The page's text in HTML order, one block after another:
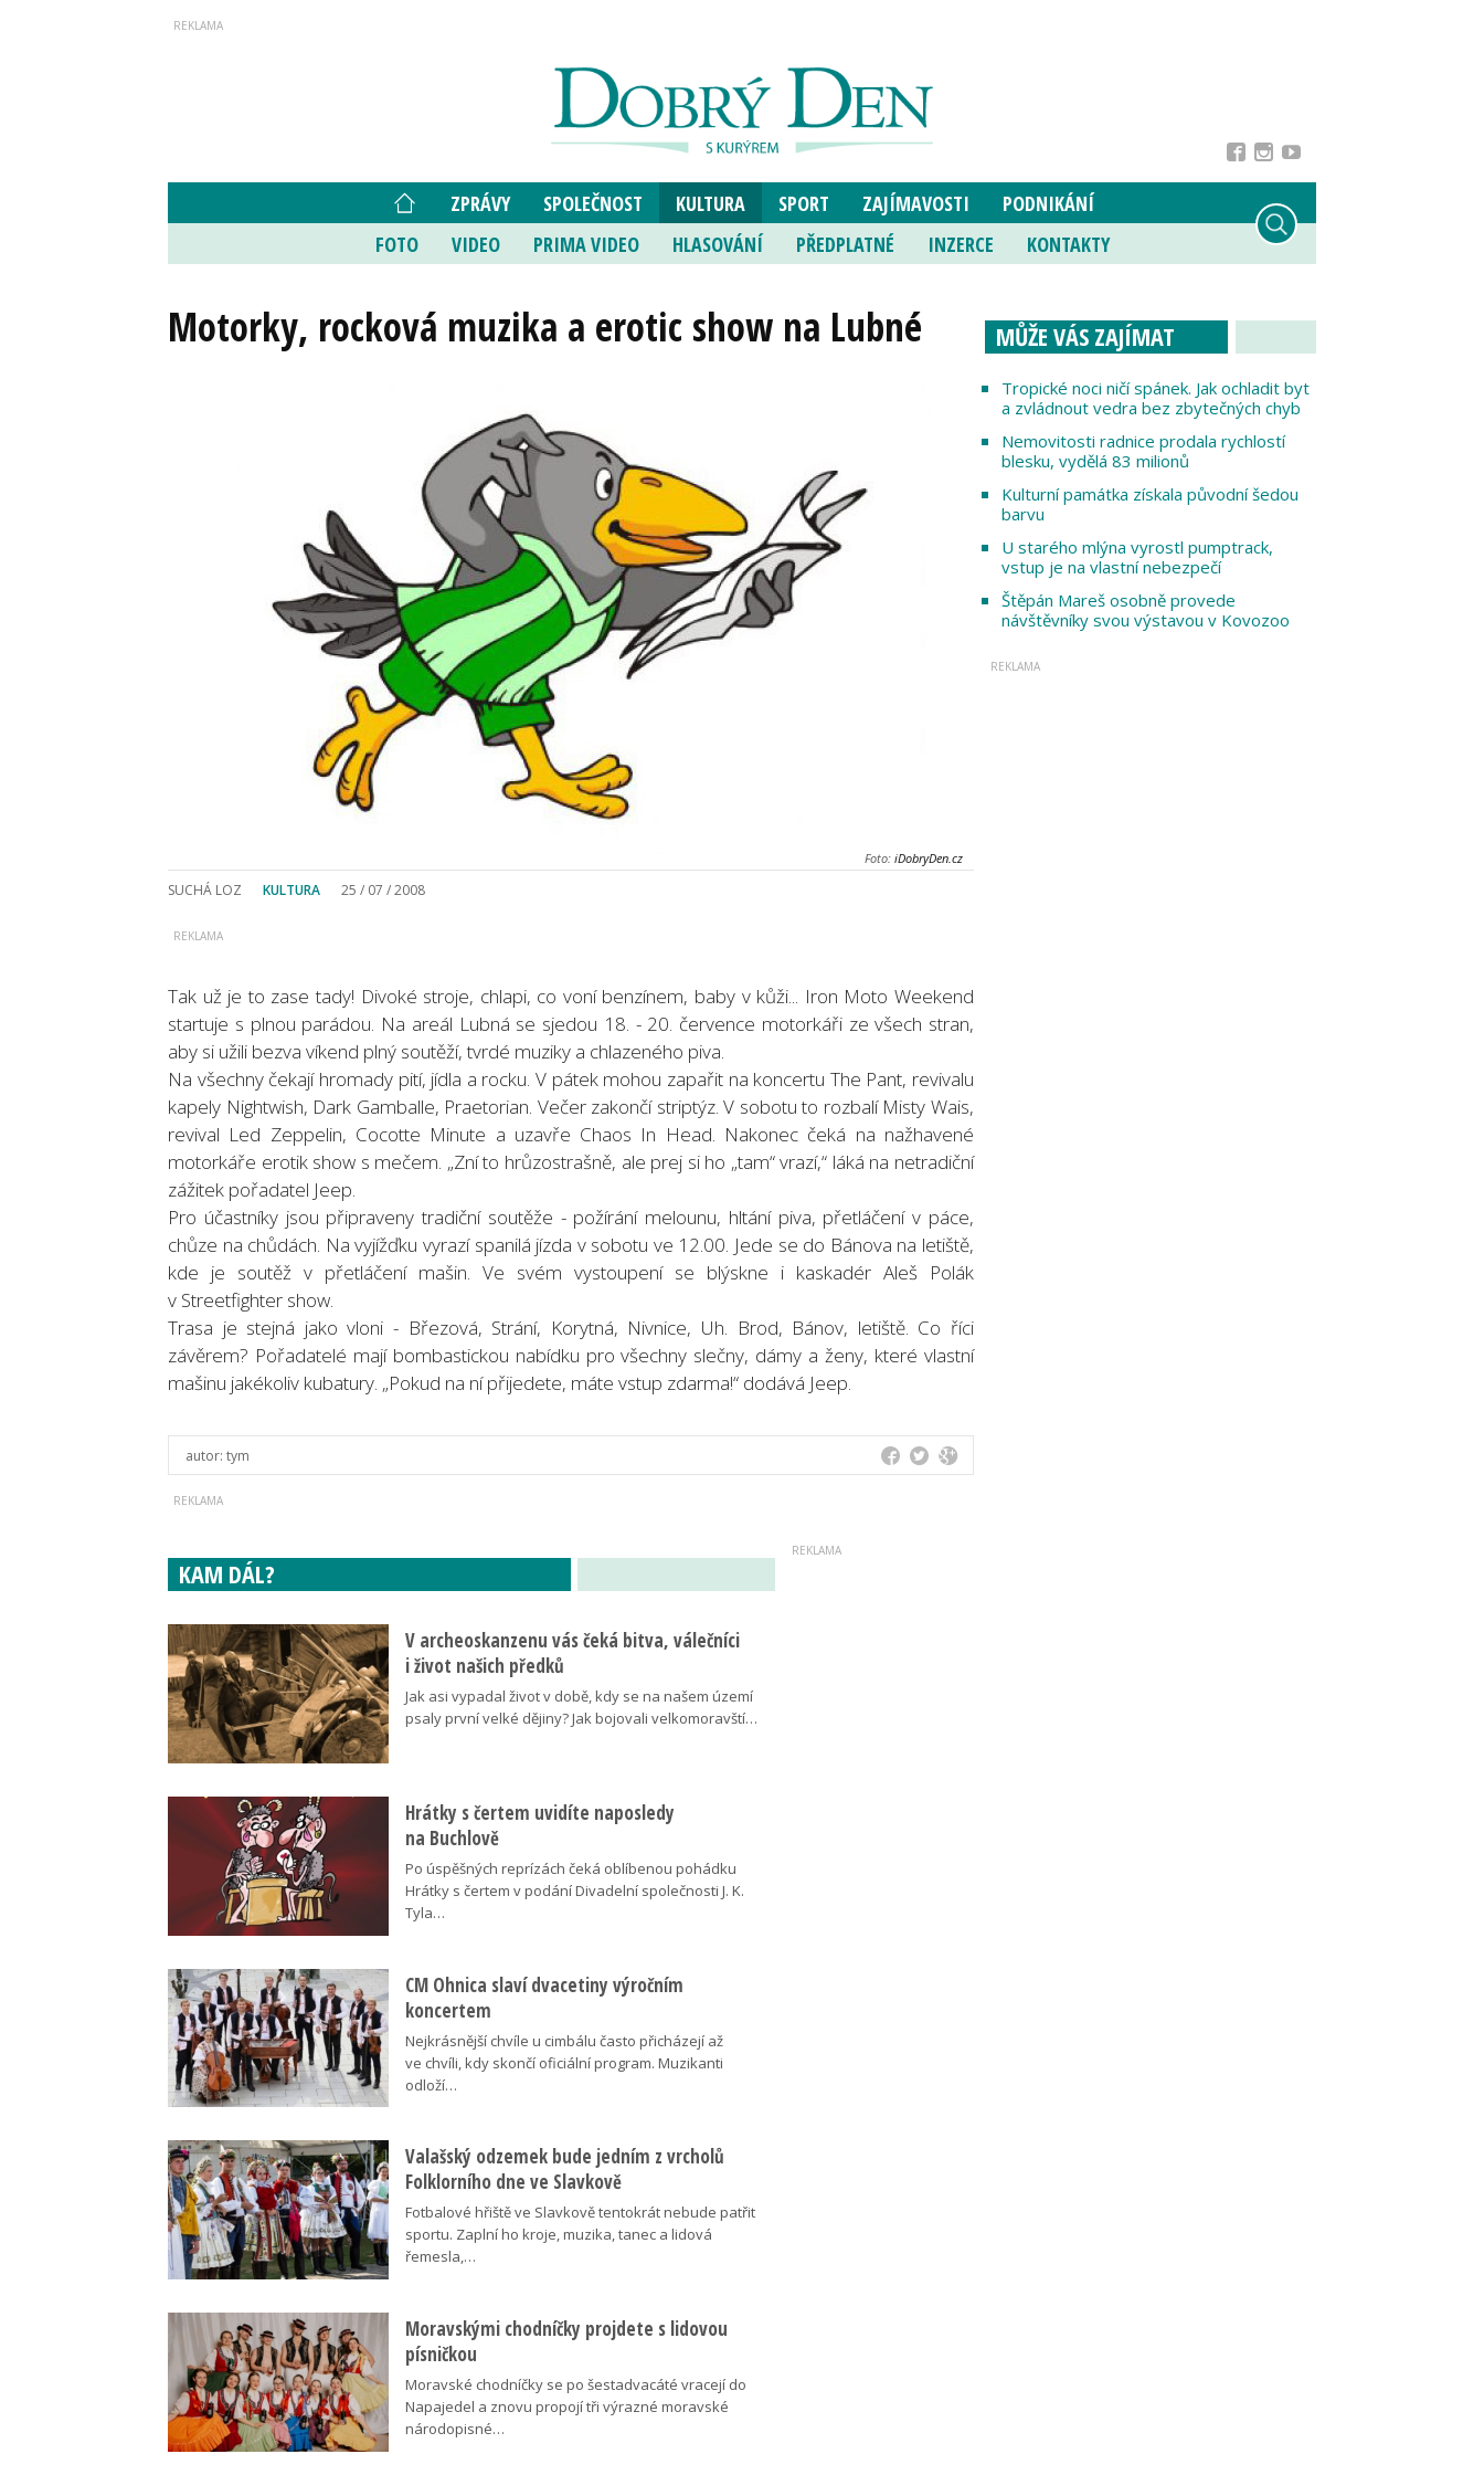
ZPRÁVY SPOLEČNOST KULTURA SPORT ZAJÍMAVOSTI
PODNIKÁNÍ
FOTO
VIDEO PRIMA VIDEO HLASOVÁNÍ PŘEDPLATNÉ INZERCE KONTAKTY
Motorky, rocková muzika a erotic show na Lubné
Foto: iDobryDen.cz
SUCHÁ LOZ KULTURA 25 / 07 / 2008
Tak už je to zase tady! Divoké stroje, chlapi, co voní benzínem, baby v kůži... Iron Moto Weekend
startuje s plnou parádou. Na areál Lubná se sjedou 18. - 20. července motorkáři ze všech stran,
aby si užili bezva víkend plný soutěží, tvrdé muziky a chlazeného piva.
Na všechny čekají hromady pití, jídla a rocku. V pátek mohou zapařit na koncertu The Pant, revivalu
kapely Nightwish, Dark Gamballe, Praetorian. Večer zakončí striptýz. V sobotu to rozbalí Misty Wais,
revival Led Zeppelin, Cocotte Minute a uzavře Chaos In Head. Nakonec čeká na nažhavené
motorkáře erotik show s mečem. „Zní to hrůzostrašně, ale prej si ho „tam“ vrazí,“ láká na netradiční
zážitek pořadatel Jeep.
Pro účastníky jsou připraveny tradiční soutěže - požírání melounu, hltání piva, přetláčení v páce,
chůze na chůdách. Na vyjížďku vyrazí spanilá jízda v sobotu ve 12.00. Jede se do Bánova na letiště,
kde je soutěž v přetláčení mašin. Ve svém vystoupení se blýskne i kaskadér Aleš Polák
v Streetfighter show.
Trasa je stejná jako vloni - Březová, Strání, Korytná, Nivnice, Uh. Brod, Bánov, letiště. Co říci
závěrem? Pořadatelé mají bombastickou nabídku pro všechny slečny, dámy a ženy, které vlastní
mašinu jakékoliv kubatury. „Pokud na ní přijedete, máte vstup zdarma!“ dodává Jeep.
autor: tym
MŮŽE VÁS ZAJÍMAT
Tropické noci ničí spánek. Jak ochladit byt
a zvládnout vedra bez zbytečných chyb
Nemovitosti radnice prodala rychlostí
blesku, vydělá 83 milionů
Kulturní památka získala původní šedou
barvu
U starého mlýna vyrostl pumptrack,
vstup je na vlastní nebezpečí
Štěpán Mareš osobně provede
návštěvníky svou výstavou v Kovozoo
KAM DÁL?
V archeoskanzenu vás čeká bitva, válečníci
i život našich předků
Jak asi vypadal život v době, kdy se na našem území
psaly první velké dějiny? Jak bojovali velkomoravští…
Hrátky s čertem uvidíte naposledy
na Buchlově
Po úspěšných reprízách čeká oblíbenou pohádku
Hrátky s čertem v podání Divadelní společnosti J. K.
Tyla…
CM Ohnica slaví dvacetiny výročním
koncertem
Nejkrásnější chvíle u cimbálu často přicházejí až
ve chvíli, kdy skončí oficiální program. Muzikanti
odloží…
Valašský odzemek bude jedním z vrcholů
Folklorního dne ve Slavkově
Fotbalové hřiště ve Slavkově tentokrát nebude patřit
sportu. Zaplní ho kroje, muzika, tanec a lidová
řemesla,…
Moravskými chodníčky projdete s lidovou
písničkou
Moravské chodníčky se po šestadvacáté vracejí do
Napajedel a znovu propojí tři výrazné moravské
národopisné…